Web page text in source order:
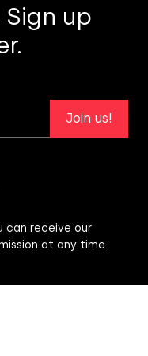
up
Join us!
can receive our
at any time.